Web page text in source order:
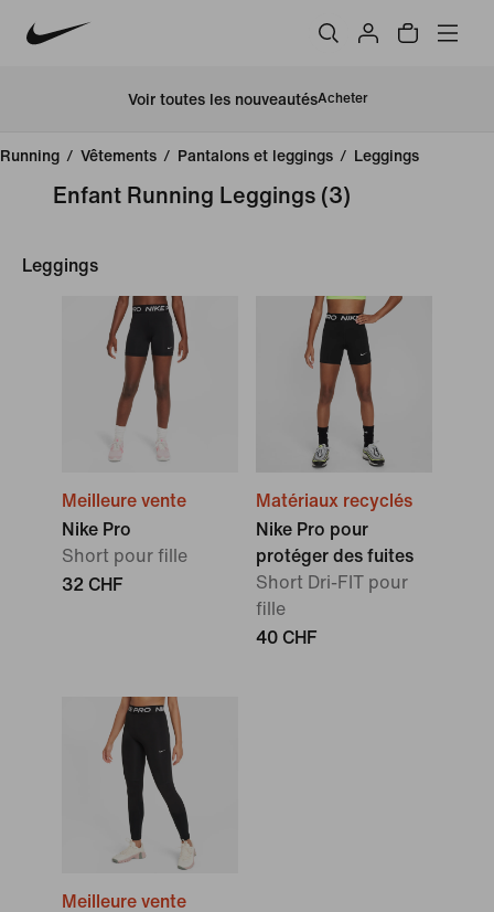
Voir toutes les nouveautésAcheter
Running / Vêtements / Pantalons et leggings / Leggings
Enfant Running Leggings (3)
Leggings
Meilleure vente
Nike Pro
Short pour fille
32 CHF
Matériaux recyclés
Nike Pro pour
protéger des fuites
Short Dri-FIT pour
fille
40 CHF
Meilleure vente